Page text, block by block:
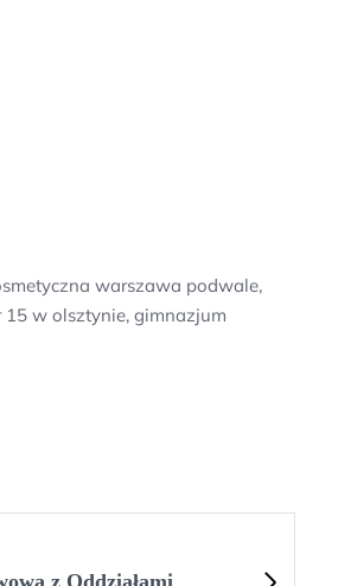
warszawa podwale,
15 w olsztynie, gimnazjum
z Oddziałami